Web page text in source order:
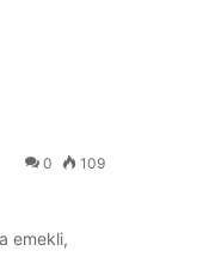
0 109
emekli,